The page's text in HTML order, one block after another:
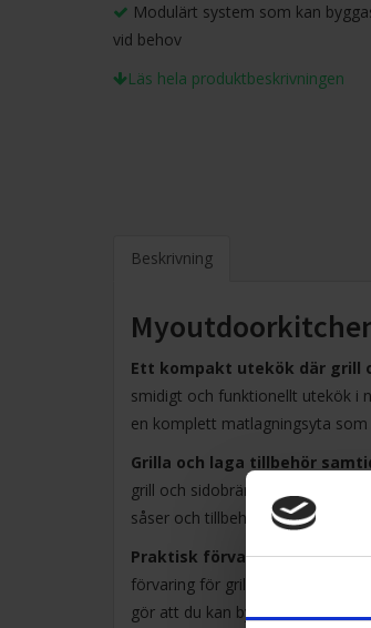
Modulärt system som kan
vid behov
Läs hela produktbeskrivningen
Beskrivning
Ett kompakt utekök där grill
smidigt och funktionellt utekök i
en komplett matlagningsyta
Grilla och laga tillbehör
grill och sidobrännare på
såser och tillbehör. Den stilrena
Praktisk förvaring och
förvaring för grillverktyg,
gör att du kan bygga ut uteköket